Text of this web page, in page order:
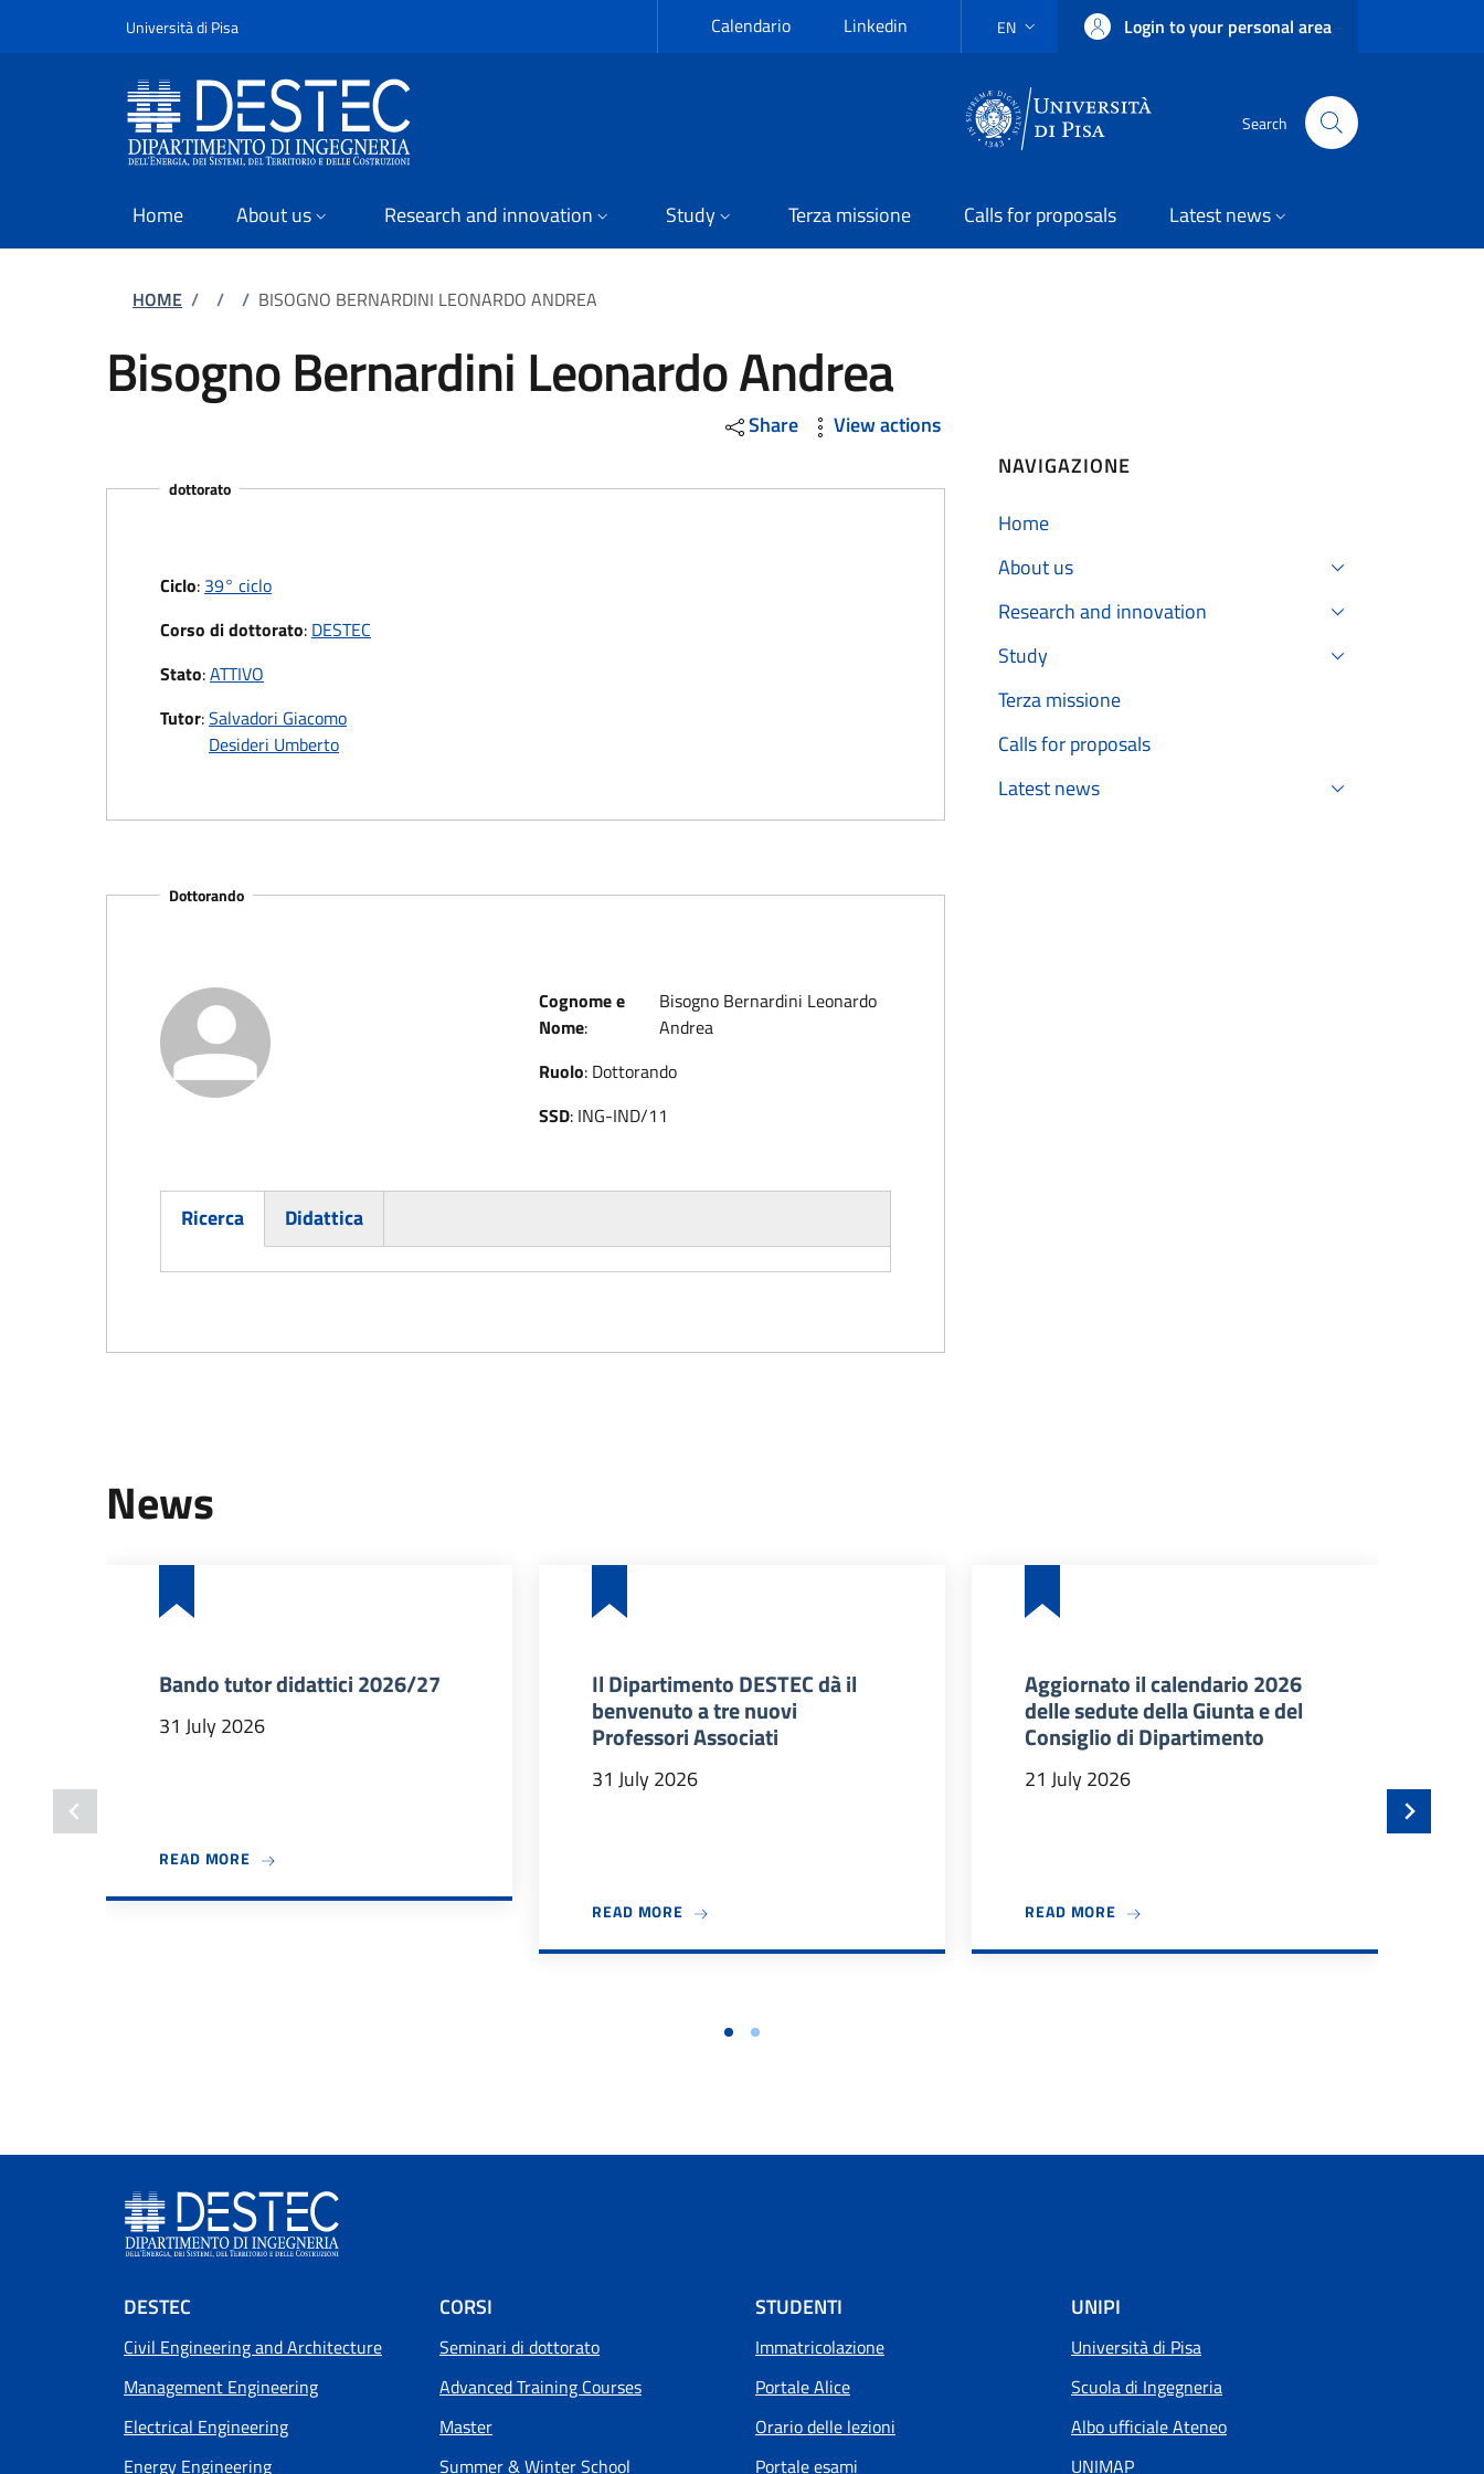
Università di PisaSlim Calendario Linkedin LANGUAGE SWITCHER: CURRENT LANGUAGE
EN
Login to your personal area
Search
Home About us Research and innovation Study Terza missione Calls for proposals Latest news
Breadcrumb
HOME / / / BISOGNO BERNARDINI LEONARDO ANDREA
Bisogno Bernardini Leonardo Andrea
Share View actions
dottorato
Ciclo: 39° ciclo
Corso di dottorato: DESTEC
Stato:ATTIVO
Tutor:Salvadori Giacomo
Desideri Umberto
Dottorando
Cognome e
Nome:
Bisogno Bernardini Leonardo
Andrea
Ruolo: Dottorando
SSD: ING-IND/11
Ricerca
(active tab)
Didattica
NAVIGAZIONE
Home
About us
Research and innovation
Study
Terza missione
Calls for proposals
Latest news
News
Bando tutor didattici 2026/27
31 July 2026
READ MORE ABOUT BANDO TUTOR DIDATTICI 2026/27
Il Dipartimento DESTEC dà il
benvenuto a tre nuovi
Professori Associati
31 July 2026
READ MORE ABOUT IL DIPARTIMENTO DESTEC DÀ IL BENVENUTO A TRE NUOVI PROFESSORI ASSOCIATI
Aggiornato il calendario 2026
delle sedute della Giunta e del
Consiglio di Dipartimento
21 July 2026
READ MORE ABOUT AGGIORNATO IL CALENDARIO 2026
Footer menu
DESTEC
Civil Engineering and Architecture
Management Engineering
Electrical Engineering
Energy Engineering
CORSI
Seminari di dottorato
Advanced Training Courses
Master
Summer & Winter School
STUDENTI
Immatricolazione
Portale Alice
Orario delle lezioni
Portale esami
UNIPI
Università di Pisa
Scuola di Ingegneria
Albo ufficiale Ateneo
UNIMAP